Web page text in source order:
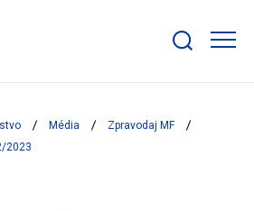
bar
Média
Zpravodaj MF
2023